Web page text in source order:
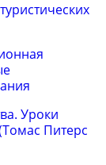
Уроки
Питерс